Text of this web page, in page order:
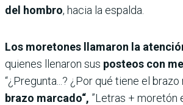
del hombro, hacia la espalda.
Los moretones llamaron la
quienes llenaron sus posteos con
“¿Pregunta...? ¿Por qué tiene el brazo
brazo marcado“, ”Letras + moretón